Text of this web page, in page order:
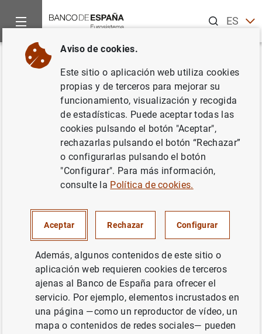
ESEN
Inicio Noticias y eventos
Volver
Estadísticas de fondos de
inversión de la zona del euro:
Octubre de 2013
SITUACIÓN ECONÓMICA
ESPAÑA
Estadísticas de fondos de inversión de la
zona del euro: Octubre de 2013 (377
KB
Aviso de cookies.
Este sitio o aplicación web utiliza cookies
propias y de terceros para mejorar su
funcionamiento, visualización y recogida
de estadísticas. Puede aceptar todas las
cookies pulsando el botón "Aceptar",
rechazarlas pulsando el botón “Rechazar”
o configurarlas pulsando el botón
"Configurar". Para más información,
consulte la Política de cookies.
Aceptar Rechazar Configurar
Además, algunos contenidos de este sitio o
aplicación web requieren cookies de terceros
ajenas al Banco de España para ofrecer el
servicio. Por ejemplo, elementos incrustados en
una página —como un reproductor de vídeo, un
mapa o contenidos de redes sociales— pueden